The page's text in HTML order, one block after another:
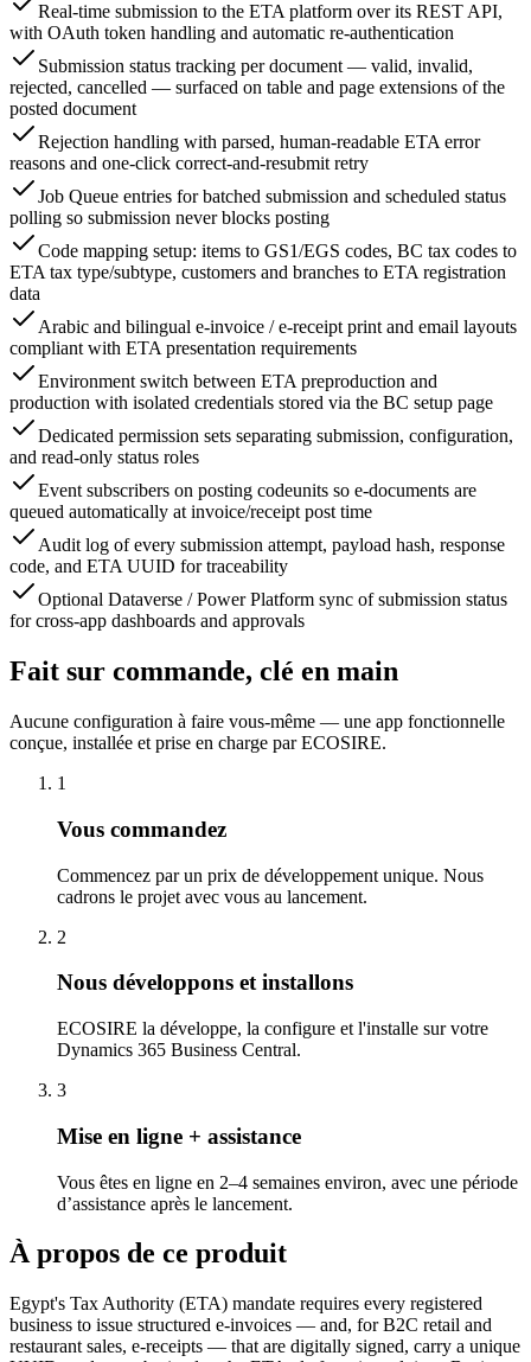
Real-time submission to the ETA platform over its REST API,
with OAuth token handling and automatic re-authentication
Submission status tracking per document — valid, invalid,
rejected, cancelled — surfaced on table and page extensions of the
posted document
Rejection handling with parsed, human-readable ETA error
reasons and one-click correct-and-resubmit retry
Job Queue entries for batched submission and scheduled status
polling so submission never blocks posting
Code mapping setup: items to GS1/EGS codes, BC tax codes to
ETA tax type/subtype, customers and branches to ETA registration
data
Arabic and bilingual e-invoice / e-receipt print and email layouts
compliant with ETA presentation requirements
Environment switch between ETA preproduction and
production with isolated credentials stored via the BC setup page
Dedicated permission sets separating submission, configuration,
and read-only status roles
Event subscribers on posting codeunits so e-documents are
queued automatically at invoice/receipt post time
Audit log of every submission attempt, payload hash, response
code, and ETA UUID for traceability
Optional Dataverse / Power Platform sync of submission status
for cross-app dashboards and approvals
Fait sur commande, clé en main
Aucune configuration à faire vous-même — une app fonctionnelle
conçue, installée et prise en charge par ECOSIRE.
1
Vous commandez
Commencez par un prix de développement unique. Nous
cadrons le projet avec vous au lancement.
2
Nous développons et installons
ECOSIRE la développe, la configure et l'installe sur votre
Dynamics 365 Business Central.
3
Mise en ligne + assistance
Vous êtes en ligne en 2–4 semaines environ, avec une période
d’assistance après le lancement.
À propos de ce produit
Egypt's Tax Authority (ETA) mandate requires every registered
business to issue structured e-invoices — and, for B2C retail and
restaurant sales, e-receipts — that are digitally signed, carry a unique